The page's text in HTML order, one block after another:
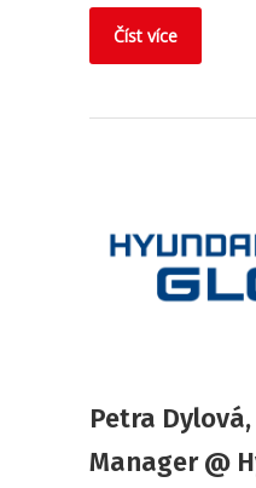
Číst více
Petra
Manager @